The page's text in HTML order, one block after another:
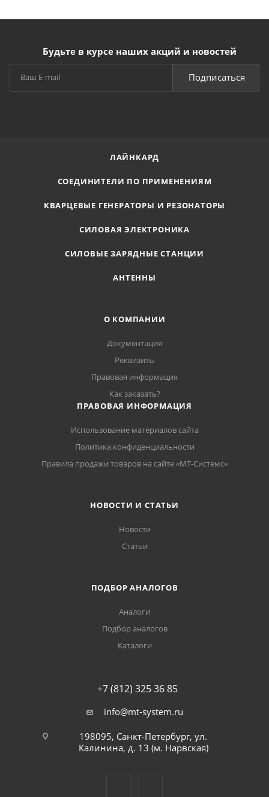
Будьте в курсе наших акций и новостей
Подписаться
ЛАЙНКАРД
СОЕДИНИТЕЛИ ПО ПРИМЕНЕНИЯМ
КВАРЦЕВЫЕ ГЕНЕРАТОРЫ И РЕЗОНАТОРЫ
СИЛОВАЯ ЭЛЕКТРОНИКА
СИЛОВЫЕ ЗАРЯДНЫЕ СТАНЦИИ
АНТЕННЫ
О КОМПАНИИ
Документация
Реквизиты
Правовая информация
Как заказать?
ПРАВОВАЯ ИНФОРМАЦИЯ
Использование материалов сайта
Политика конфиденциальности
Правила продажи товаров на сайте «МТ-Системс»
НОВОСТИ И СТАТЬИ
Новости
Статьи
ПОДБОР АНАЛОГОВ
Аналоги
Подбор аналогов
Каталоги
+7 (812) 325 36 85
info@mt-system.ru
198095, Санкт-Петербург, ул.
Калинина, д. 13 (м. Нарвская)